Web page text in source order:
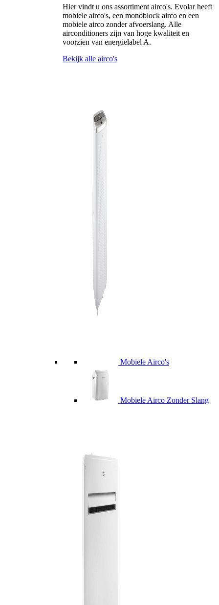
Hier vindt u ons assortiment airco's. Evolar heeft
mobiele airco's, een monoblock airco en een
mobiele airco zonder afvoerslang. Alle
airconditioners zijn van hoge kwaliteit en
voorzien van energielabel A.
Bekijk alle airco's
Mobiele Airco's
Mobiele Airco Zonder Slang